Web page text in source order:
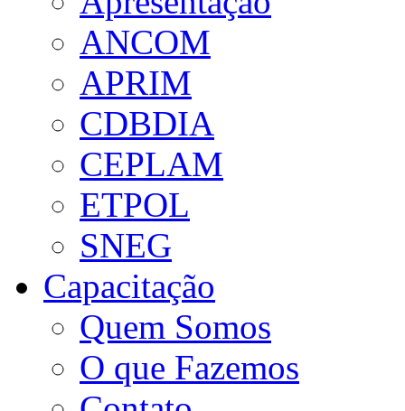
ANCOM
APRIM
CDBDIA
CEPLAM
ETPOL
SNEG
Capacitação
Quem Somos
O que Fazemos